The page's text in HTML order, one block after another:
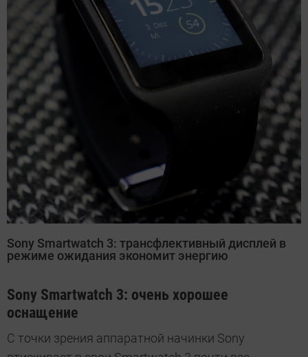
Sony Smartwatch 3: трансфлективный дисплей в
режиме ожидания экономит энергию
Sony Smartwatch 3: очень хорошее
оснащение
С точки зрения аппаратной начинки Sony